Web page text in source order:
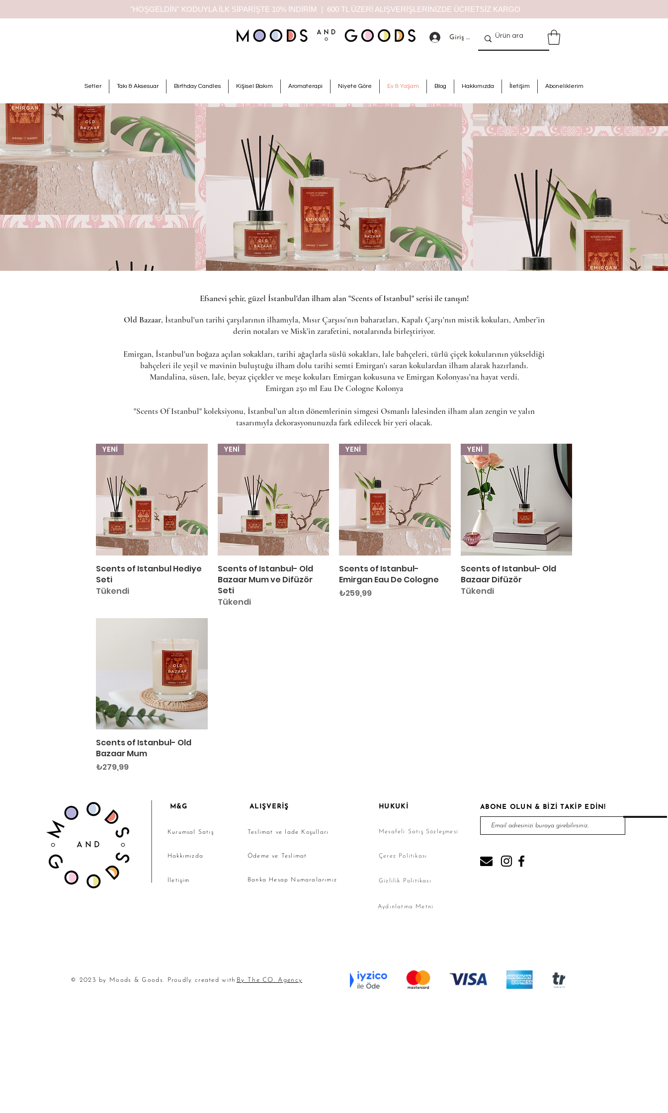
"HOŞGELDİN" KODUYLA İLK SİPARİŞTE 10% İNDİRİM | 600 TL ÜZERİ ALIŞVERİŞLERİNİZDE ÜCRETSİZ KARGO
Giriş Yap
Setler Takı & Aksesuar Birthday Candles Kişisel Bakım Aromaterapi Niyete Göre Ev & Yaşam Blog Hakkımızda İletişim Aboneliklerim
Efsanevi şehir, güzel İstanbul'dan ilham alan "Scents of Istanbul" serisi ile tanışın!
Old Bazaar, İstanbul'un tarihi çarşılarının ilhamıyla, Mısır Çarşısı'nın baharatları, Kapalı Çarşı'nın mistik kokuları, Amber’in
derin notaları ve Misk’in zarafetini, notalarında birleştiriyor.
Emirgan, İstanbul'un boğaza açılan sokakları, tarihi ağaçlarla süslü sokakları, lale bahçeleri, türlü çiçek kokularının yükseldiği
bahçeleri ile yeşil ve mavinin buluştuğu ilham dolu tarihi semti Emirgan'ı saran kokulardan ilham alarak hazırlandı.
Mandalina, süsen, lale, beyaz çiçekler ve meşe kokuları Emirgan kokusuna ve Emirgan Kolonyası'na hayat verdi.
Emirgan 250 ml Eau De Cologne Kolonya
"Scents Of Istanbul" koleksiyonu, İstanbul'un altın dönemlerinin simgesi Osmanlı lalesinden ilham alan zengin ve yalın
tasarımıyla dekorasyonunuzda fark edilecek bir yeri olacak.
Hızlı Bakış
YENİ
Scents of Istanbul Hediye
Seti
Tükendi
Hızlı Bakış
YENİ
Scents of Istanbul- Old
Bazaar Mum ve Difüzör
Seti
Tükendi
Hızlı Bakış
YENİ
Scents of Istanbul-
Emirgan Eau De Cologne
Fiyat
₺259,99
Hızlı Bakış
YENİ
Scents of Istanbul- Old
Bazaar Difüzör
Tükendi
Hızlı Bakış
Scents of Istanbul- Old
Bazaar Mum
Fiyat
₺279,99
M&G
Kurumsal Satış
ALIŞVERİŞ
Teslimat ve İade Koşulları
Hakkımızda Ödeme ve Teslimat
İletişim Banka Hesap Numaralarımız
HUKUKİ
Mesafeli Satış Sözleşmesi
ABONE OLUN & BİZİ TAKİP EDİN!
Çerez Politikası
Gizlilik Politikası
Aydınlatma Metni
By The CO. Agency
© 2023 by Moods & Goods. Proudly created with